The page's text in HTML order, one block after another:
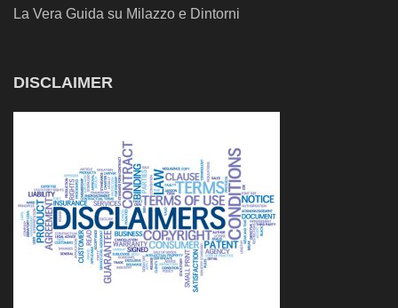
La Vera Guida su Milazzo e Dintorni
DISCLAIMER